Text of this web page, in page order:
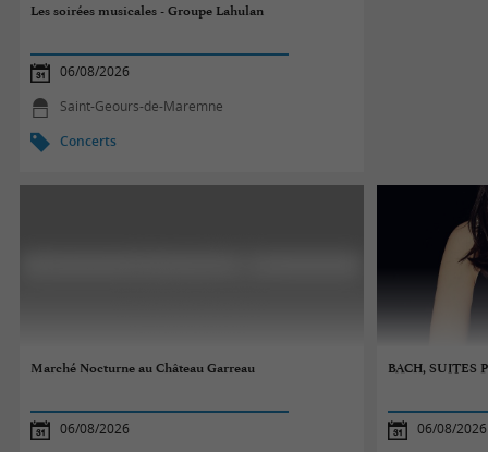
Les soirées musicales - Groupe Lahulan
06/08/2026
Saint-Geours-de-Maremne
Concerts
Marché Nocturne au Château Garreau
06/08/2026
BACH, SUITES
06/08/2026